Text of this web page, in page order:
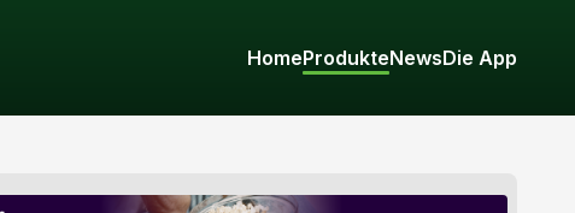
HomeProdukteNewsDie App